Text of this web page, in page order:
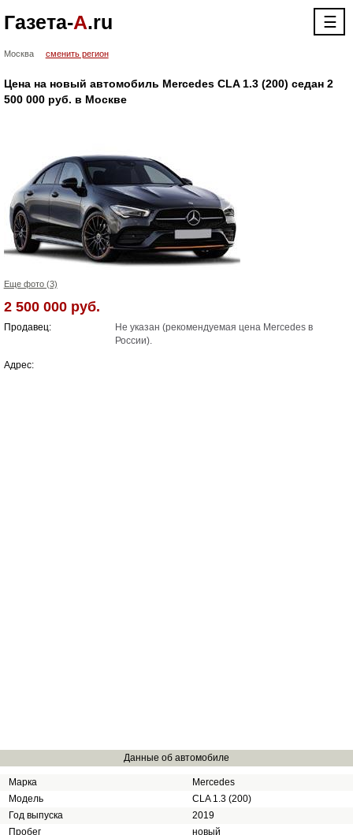
Газета-А.ru ☰
Москва сменить регион
Цена на новый автомобиль Mercedes CLA 1.3 (200) cедан 2
500 000 руб. в Москве
Еще фото (3)
2 500 000 руб.
Продавец:
Не указан (рекомендуемая цена Mercedes в
России).
Адрес:
Данные об автомобиле
Марка
Mercedes
Модель
CLA 1.3 (200)
Год выпуска
2019
Пробег
новый